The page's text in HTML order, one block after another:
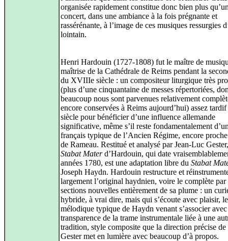
organisée rapidement constitue donc bien plus
concert, dans une ambiance à la fois prégnante et
rassérénante, à l’image de ces musiques ressurgies
lointain.
Henri Hardouin (1727-1808) fut le maître de
maîtrise de la Cathédrale de Reims pendant la
du XVIIIe siècle : un compositeur liturgique très
(plus d’une cinquantaine de messes répertoriées,
beaucoup nous sont parvenues relativement
encore conservées à Reims aujourd’hui) assez
siècle pour bénéficier d’une influence allemande
significative, même s’il reste fondamentalement
français typique de l’Ancien Régime, encore
de Rameau. Restitué et analysé par Jean-Luc
Stabat Materd’Hardouin, qui date
années 1780, est une adaptation libre du Stabat
Joseph Haydn. Hardouin restructure et
largement l’original haydnien, voire le complète par
sections nouvelles entièrement de sa plume : un
hybride, à vrai dire, mais qui s’écoute avec plaisir,
mélodique typique de Haydn venant s’associer
transparence de la trame instrumentale liée à une
tradition, style composite que la direction précise
Gester met en lumière avec beaucoup d’à propos.